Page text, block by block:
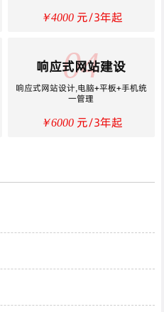
￥4000元/3年起
04
响应式网站建设
响应式网站设计,电脑+平板+手机统
一管理
￥6000元/3年起